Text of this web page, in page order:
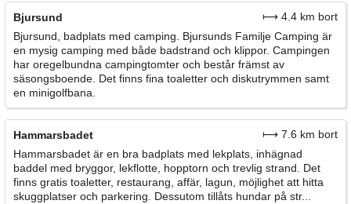
Bjursund
⟼ 4.4 km bort
Bjursund, badplats med camping. Bjursunds Familje Camping är
en mysig camping med både badstrand och klippor. Campingen
har oregelbundna campingtomter och består främst av
säsongsboende. Det finns fina toaletter och diskutrymmen samt
en minigolfbana.
Hammarsbadet
⟼ 7.6 km bort
Hammarsbadet är en bra badplats med lekplats, inhägnad
baddel med bryggor, lekflotte, hopptorn och trevlig strand. Det
finns gratis toaletter, restaurang, affär, lagun, möjlighet att hitta
skuggplatser och parkering. Dessutom tillåts hundar på str...